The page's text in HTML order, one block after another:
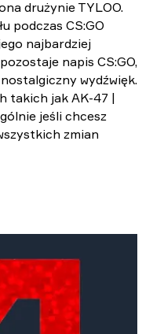
drużynie TYLOO.
podczas CS:GO
najbardziej
napis CS:GO,
wydźwięk.
takich jak AK-47 |
jeśli chcesz
zmian